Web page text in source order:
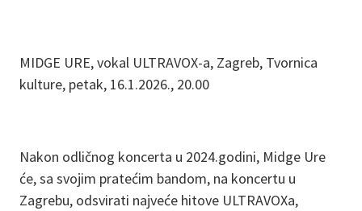
MIDGE URE, vokal ULTRAVOX-a, Zagreb, Tvornica
kulture, petak, 16.1.2026., 20.00
Nakon odličnog koncerta u 2024.godini, Midge Ure
će, sa svojim pratećim bandom, na koncertu u
Zagrebu, odsvirati najveće hitove ULTRAVOXa,